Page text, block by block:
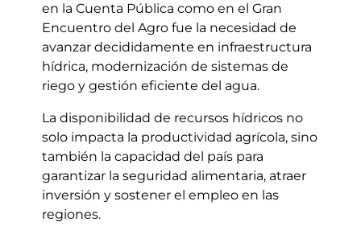
en la Cuenta Pública como en el Gran
Encuentro del Agro fue la necesidad de
avanzar decididamente en infraestructura
hídrica, modernización de sistemas de
riego y gestión eficiente del agua.
La disponibilidad de recursos hídricos no
solo impacta la productividad agrícola, sino
también la capacidad del país para
garantizar la seguridad alimentaria, atraer
inversión y sostener el empleo en las
regiones.